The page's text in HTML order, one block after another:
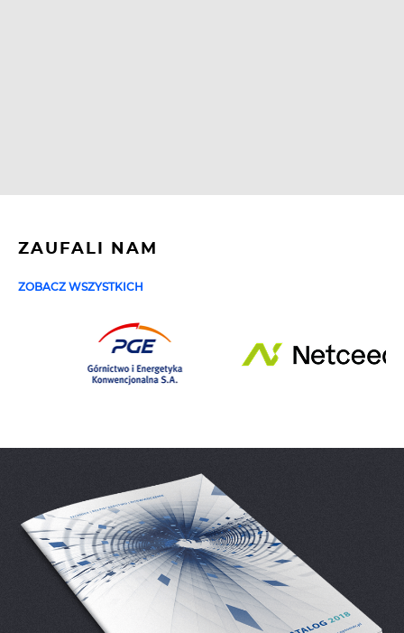
ZAUFALI NAM
ZOBACZ WSZYSTKICH